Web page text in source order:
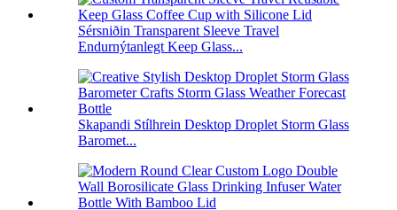
Sérsniðin Transparent Sleeve Travel
Endurnýtanlegt Keep Glass...
Skapandi Stílhrein Desktop Droplet Storm Glass
Baromet...